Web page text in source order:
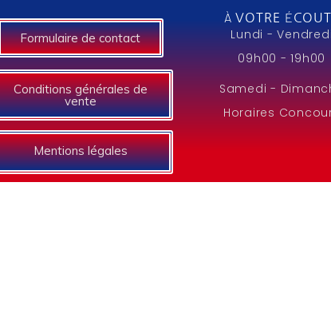
Formulaire de contact
Conditions générales de
vente
Mentions légales
À VOTRE
Lundi - Vendredi
09h00 - 19h00
Samedi -
Horaires